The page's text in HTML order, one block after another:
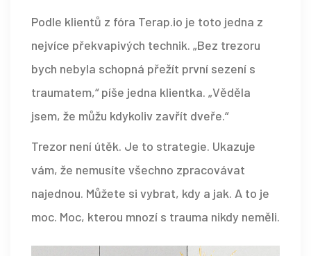
Podle klientů z fóra Terap.io je toto jedna z
nejvíce překvapivých technik. „Bez trezoru
bych nebyla schopná přežít první sezení s
traumatem,“ píše jedna klientka. „Věděla
jsem, že můžu kdykoliv zavřít dveře.“
Trezor není útěk. Je to strategie. Ukazuje
vám, že nemusíte všechno zpracovávat
najednou. Můžete si vybrat, kdy a jak. A to je
moc. Moc, kterou mnozí s trauma nikdy neměli.